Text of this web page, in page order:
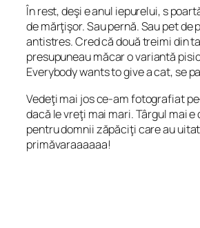
În rest, deşi e anul iepurelui, s
de mărţişor. Sau pernă. Sau pet de
antistres. Cred că două treimi din
presupuneau măcar o variantă
Everybody wants to give a cat, se
Vedeţi mai jos ce-am fotografiat
dacă le vreţi mai mari. Târgul mai e
pentru domnii zăpăciţi care au
primăvaraaaaaa!